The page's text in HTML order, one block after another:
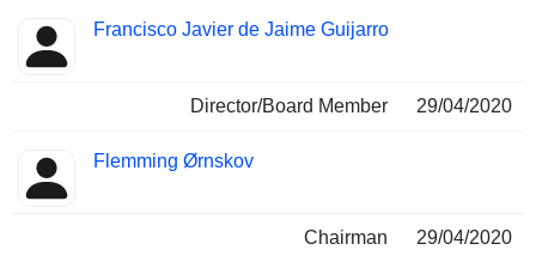
Francisco Javier de Jaime Guijarro
Director/Board Member 29/04/2020
Flemming Ørnskov
Chairman 29/04/2020